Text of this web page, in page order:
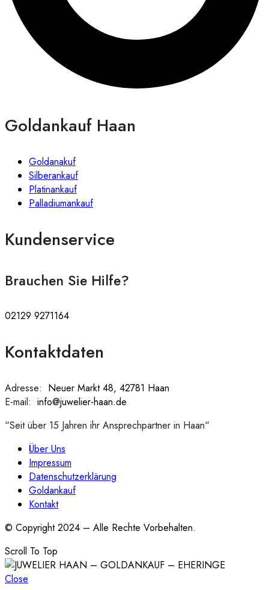
Goldankauf Haan
Goldanakuf
Silberankauf
Platinankauf
Palladiumankauf
Kundenservice
Brauchen Sie Hilfe?
02129 9271164
Kontaktdaten
Adresse: Neuer Markt 48, 42781 Haan
E-mail: info@juwelier-haan.de
“Seit über 15 Jahren ihr Ansprechpartner in Haan“
Über Uns
Impressum
Datenschutzerklärung
Goldankauf
Kontakt
© Copyright 2024 – Alle Rechte Vorbehalten.
Scroll To Top
Close